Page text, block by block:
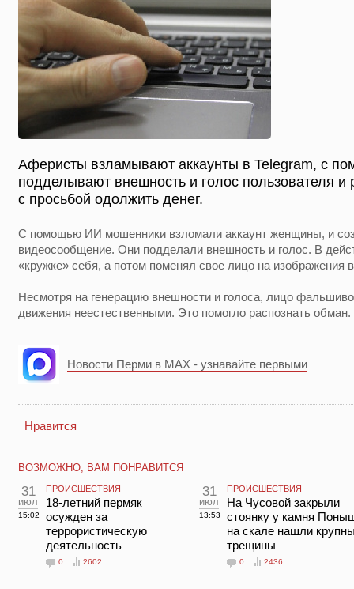
Аферисты взламывают аккаунты в Telegram, с
подделывают внешность и голос пользователя
с просьбой одолжить денег.
С помощью ИИ мошенники взломали аккаунт женщины, и
видеосообщение. Они подделали внешность и голос. В
«кружке» себя, а потом поменял свое лицо на изображения
Несмотря на генерацию внешности и голоса, лицо
движения неестественными. Это помогло распознать обман.
Новости Перми в MAX - узнавайте первыми
Нравится
ВОЗМОЖНО, ВАМ ПОНРАВИТСЯ
31
июл
15:02
ПРОИСШЕСТВИЯ
18-летний пермяк
осужден за
террористическую
деятельность
0 2602
31
июл
13:53
ПРОИСШЕСТВИЯ
На Чусовой закрыли
стоянку у камня
на скале нашли
трещины
0 2436